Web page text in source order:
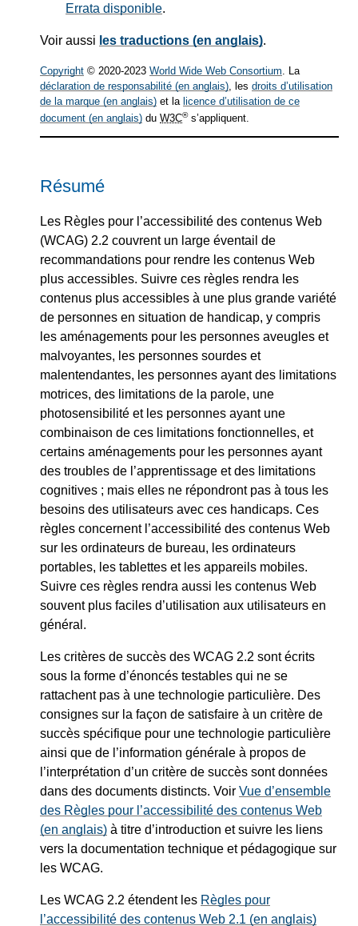
Errata disponible.
Voir aussi les traductions (en anglais).
Copyright © 2020-2023 World Wide Web Consortium. La
déclaration de responsabilité (en anglais), les droits d’utilisation
de la marque (en anglais) et la licence d’utilisation de ce
document (en anglais) du W3C®s’appliquent.
Résumé
Les Règles pour l’accessibilité des contenus Web
(WCAG) 2.2 couvrent un large éventail de
recommandations pour rendre les contenus Web
plus accessibles. Suivre ces règles rendra les
contenus plus accessibles à une plus grande variété
de personnes en situation de handicap, y compris
les aménagements pour les personnes aveugles et
malvoyantes, les personnes sourdes et
malentendantes, les personnes ayant des limitations
motrices, des limitations de la parole, une
photosensibilité et les personnes ayant une
combinaison de ces limitations fonctionnelles, et
certains aménagements pour les personnes ayant
des troubles de l’apprentissage et des limitations
cognitives ; mais elles ne répondront pas à tous les
besoins des utilisateurs avec ces handicaps. Ces
règles concernent l’accessibilité des contenus Web
sur les ordinateurs de bureau, les ordinateurs
portables, les tablettes et les appareils mobiles.
Suivre ces règles rendra aussi les contenus Web
souvent plus faciles d’utilisation aux utilisateurs en
général.
Les critères de succès des WCAG 2.2 sont écrits
sous la forme d’énoncés testables qui ne se
rattachent pas à une technologie particulière. Des
consignes sur la façon de satisfaire à un critère de
succès spécifique pour une technologie particulière
ainsi que de l’information générale à propos de
l’interprétation d’un critère de succès sont données
dans des documents distincts. Voir Vue d’ensemble
des Règles pour l’accessibilité des contenus Web
(en anglais) à titre d’introduction et suivre les liens
vers la documentation technique et pédagogique sur
les WCAG.
Les WCAG 2.2 étendent les Règles pour
l’accessibilité des contenus Web 2.1 (en anglais)